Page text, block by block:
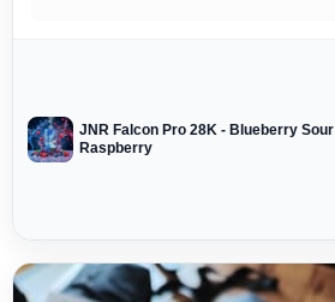
JNR Falcon Pro 28K - Blueberry Sour
Raspberry